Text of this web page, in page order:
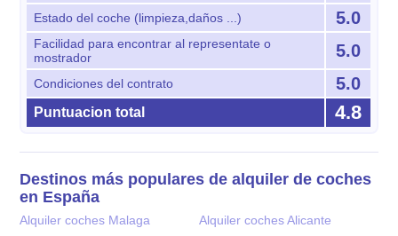
Estado del coche (limpieza,daños ...) 5.0
Facilidad para encontrar al representate o
mostrador
5.0
Condiciones del contrato 5.0
Puntuacion total 4.8
Destinos más populares de alquiler de coches
en España
Alquiler coches Malaga
Alquiler coches Alicante